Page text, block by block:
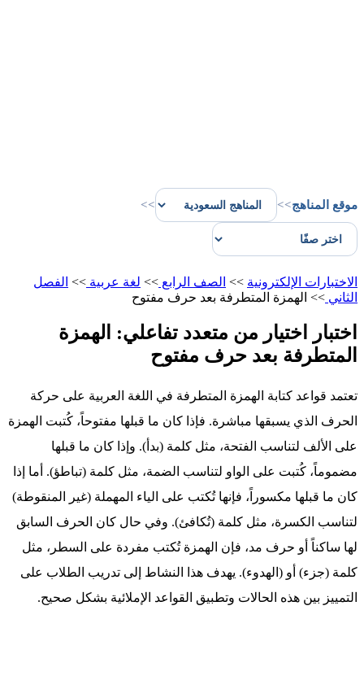
موقع المناهج>>
>>
الاختبارات الإلكترونية >> الصف الرابع >> لغة عربية >> الفصل
الثاني >> الهمزة المتطرفة بعد حرف مفتوح
اختبار اختيار من متعدد تفاعلي: الهمزة
المتطرفة بعد حرف مفتوح
تعتمد قواعد كتابة الهمزة المتطرفة في اللغة العربية على حركة
الحرف الذي يسبقها مباشرة. فإذا كان ما قبلها مفتوحاً، كُتبت الهمزة
على الألف لتناسب الفتحة، مثل كلمة (بدأ). وإذا كان ما قبلها
مضموماً، كُتبت على الواو لتناسب الضمة، مثل كلمة (تباطؤ). أما إذا
كان ما قبلها مكسوراً، فإنها تُكتب على الياء المهملة (غير المنقوطة)
لتناسب الكسرة، مثل كلمة (تُكافئ). وفي حال كان الحرف السابق
لها ساكناً أو حرف مد، فإن الهمزة تُكتب مفردة على السطر، مثل
كلمة (جزء) أو (الهدوء). يهدف هذا النشاط إلى تدريب الطلاب على
التمييز بين هذه الحالات وتطبيق القواعد الإملائية بشكل صحيح.